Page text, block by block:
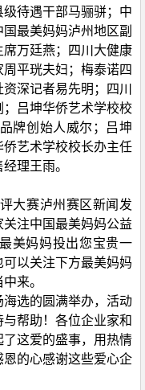
待遇干部马骊骈；中
最美妈妈泸州地区副
万廷燕；四川大健康
平珖夫妇；梅泰诺四
深记者易先明；四川
吕坤华侨艺术学校校
牌创始人威尔；吕坤
艺术学校校长办主任
理王雨。
大赛泸州赛区新闻发
注中国最美妈妈公益
美妈妈投出您宝贵一
以关注下方最美妈妈
来。
选的圆满举办，活动
帮助！各位企业家和
这爱的盛事，用热情
的心感谢这些爱心企